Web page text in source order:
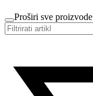
Proširi sve proizvode